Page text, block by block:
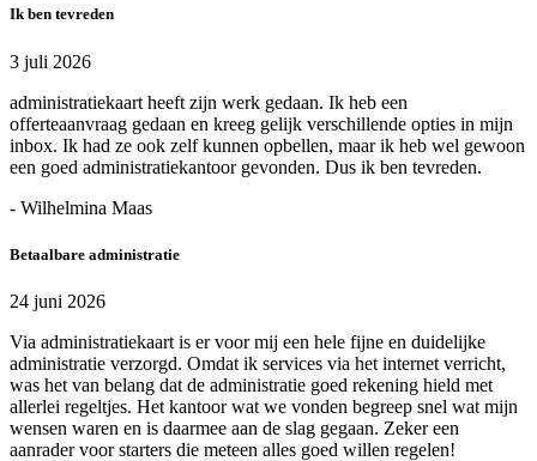
Ik ben tevreden
3 juli 2026
administratiekaart heeft zijn werk gedaan. Ik heb een
offerteaanvraag gedaan en kreeg gelijk verschillende opties in mijn
inbox. Ik had ze ook zelf kunnen opbellen, maar ik heb wel gewoon
een goed administratiekantoor gevonden. Dus ik ben tevreden.
- Wilhelmina Maas
Betaalbare administratie
24 juni 2026
Via administratiekaart is er voor mij een hele fijne en duidelijke
administratie verzorgd. Omdat ik services via het internet verricht,
was het van belang dat de administratie goed rekening hield met
allerlei regeltjes. Het kantoor wat we vonden begreep snel wat mijn
wensen waren en is daarmee aan de slag gegaan. Zeker een
aanrader voor starters die meteen alles goed willen regelen!